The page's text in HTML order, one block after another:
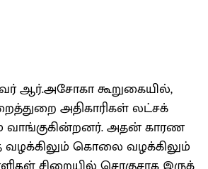
ஆர்​.அசோகா கூறுகை​யில்,
அதி​காரி​கள் லட்​சக்​
அதன் காரண​
வழக்​கிலும் கொலை வழக்​கிலும்